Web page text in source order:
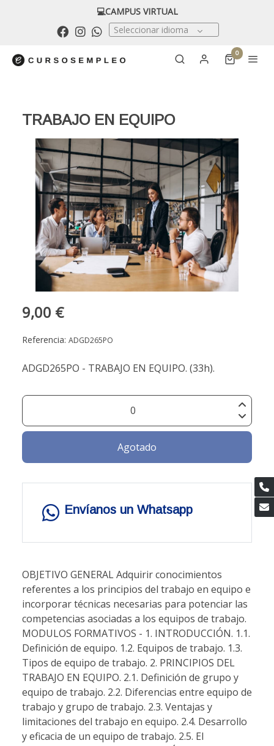
💻CAMPUS VIRTUAL
Seleccionar idioma
0
TRABAJO EN EQUIPO
9,00 €
Referencia: ADGD265PO
ADGD265PO - TRABAJO EN EQUIPO. (33h).
Agotado
Envíanos un Whatsapp
OBJETIVO GENERAL Adquirir conocimientos
referentes a los principios del trabajo en equipo e
incorporar técnicas necesarias para potenciar las
competencias asociadas a los equipos de trabajo.
MODULOS FORMATIVOS - 1. INTRODUCCIÓN. 1.1.
Definición de equipo. 1.2. Equipos de trabajo. 1.3.
Tipos de equipo de trabajo. 2. PRINCIPIOS DEL
TRABAJO EN EQUIPO. 2.1. Definición de grupo y
equipo de trabajo. 2.2. Diferencias entre equipo de
trabajo y grupo de trabajo. 2.3. Ventajas y
limitaciones del trabajo en equipo. 2.4. Desarrollo
y eficacia de un equipo de trabajo. 2.5. El